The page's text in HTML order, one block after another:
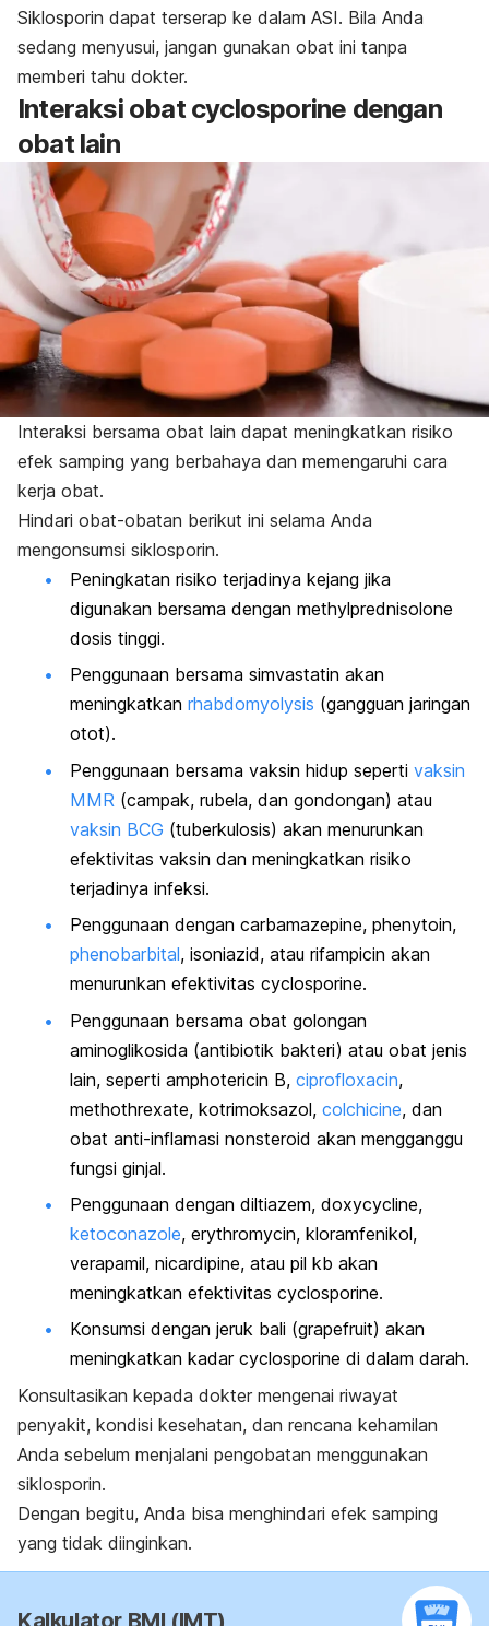
Siklosporin dapat terserap ke dalam ASI. Bila Anda
sedang menyusui, jangan gunakan obat ini tanpa
memberi tahu dokter.
Interaksi obat cyclosporine dengan
obat lain
Interaksi bersama obat lain dapat meningkatkan risiko
efek samping yang berbahaya dan memengaruhi cara
kerja obat.
Hindari obat-obatan berikut ini selama Anda
mengonsumsi siklosporin.
Peningkatan risiko terjadinya kejang jika
digunakan bersama dengan methylprednisolone
dosis tinggi.
Penggunaan bersama simvastatin akan
meningkatkan rhabdomyolysis (gangguan jaringan
otot).
Penggunaan bersama vaksin hidup seperti vaksin
MMR (campak, rubela, dan gondongan) atau
vaksin BCG (tuberkulosis) akan menurunkan
efektivitas vaksin dan meningkatkan risiko
terjadinya infeksi.
Penggunaan dengan carbamazepine, phenytoin,
phenobarbital, isoniazid, atau rifampicin akan
menurunkan efektivitas cyclosporine.
Penggunaan bersama obat golongan
aminoglikosida (antibiotik bakteri) atau obat jenis
lain, seperti amphotericin B, ciprofloxacin,
methothrexate, kotrimoksazol, colchicine, dan
obat anti-inflamasi nonsteroid akan mengganggu
fungsi ginjal.
Penggunaan dengan diltiazem, doxycycline,
ketoconazole, erythromycin, kloramfenikol,
verapamil, nicardipine, atau pil kb akan
meningkatkan efektivitas cyclosporine.
Konsumsi dengan jeruk bali (grapefruit) akan
meningkatkan kadar cyclosporine di dalam darah.
Konsultasikan kepada dokter mengenai riwayat
penyakit, kondisi kesehatan, dan rencana kehamilan
Anda sebelum menjalani pengobatan menggunakan
siklosporin.
Dengan begitu, Anda bisa menghindari efek samping
yang tidak diinginkan.
Kalkulator BMI (IMT)